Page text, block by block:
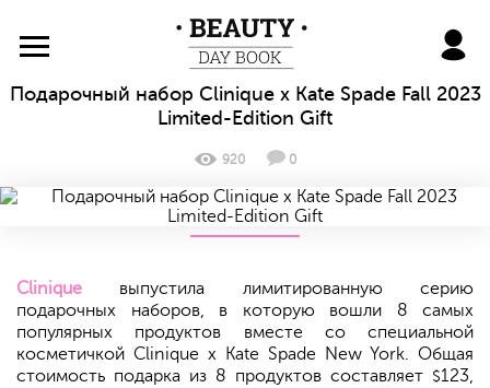
BeautyDayBook
Подарочный набор Clinique x Kate Spade Fall 2023
Limited-Edition Gift
920 0
Clinique выпустила лимитированную серию
подарочных наборов, в которую вошли 8 самых
популярных продуктов вместе со специальной
косметичкой Clinique x Kate Spade New York. Общая
стоимость подарка из 8 продуктов составляет $123,